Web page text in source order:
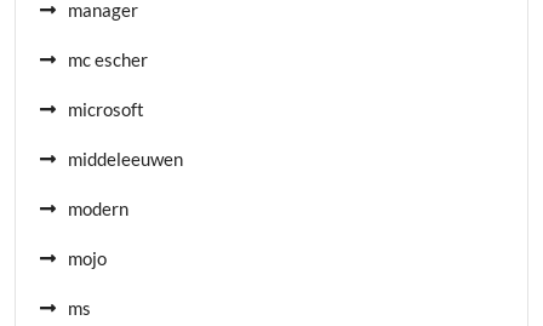
manager
mc escher
microsoft
middeleeuwen
modern
mojo
ms